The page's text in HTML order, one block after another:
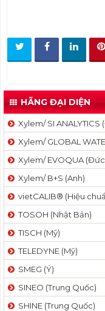
HÃNG ĐẠI DIỆN
Xylem/ SI ANALYTICS
Xylem/ GLOBAL
Xylem/ EVOQUA
Xylem/ B+S (Anh)
vietCALIB® (Hiệu
TOSOH (Nhật Bản)
TISCH (Mỹ)
TELEDYNE (Mỹ)
SMEG (Ý)
SINEO (Trung Quốc)
SHINE (Trung Quốc)